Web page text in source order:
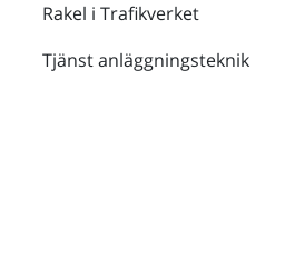
Rakel i Trafikverket
Tjänst anläggningsteknik